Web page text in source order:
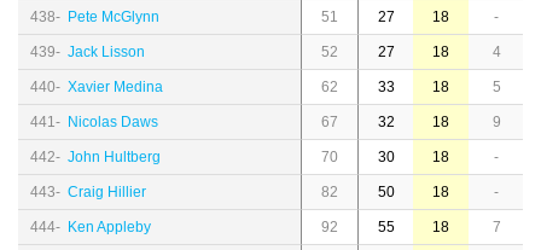
438- Pete McGlynn 51 27 18 -
439- Jack Lisson 52 27 18 4
440- Xavier Medina 62 33 18 5
441- Nicolas Daws 67 32 18 9
442- John Hultberg 70 30 18 -
443- Craig Hillier 82 50 18 -
444- Ken Appleby 92 55 18 7